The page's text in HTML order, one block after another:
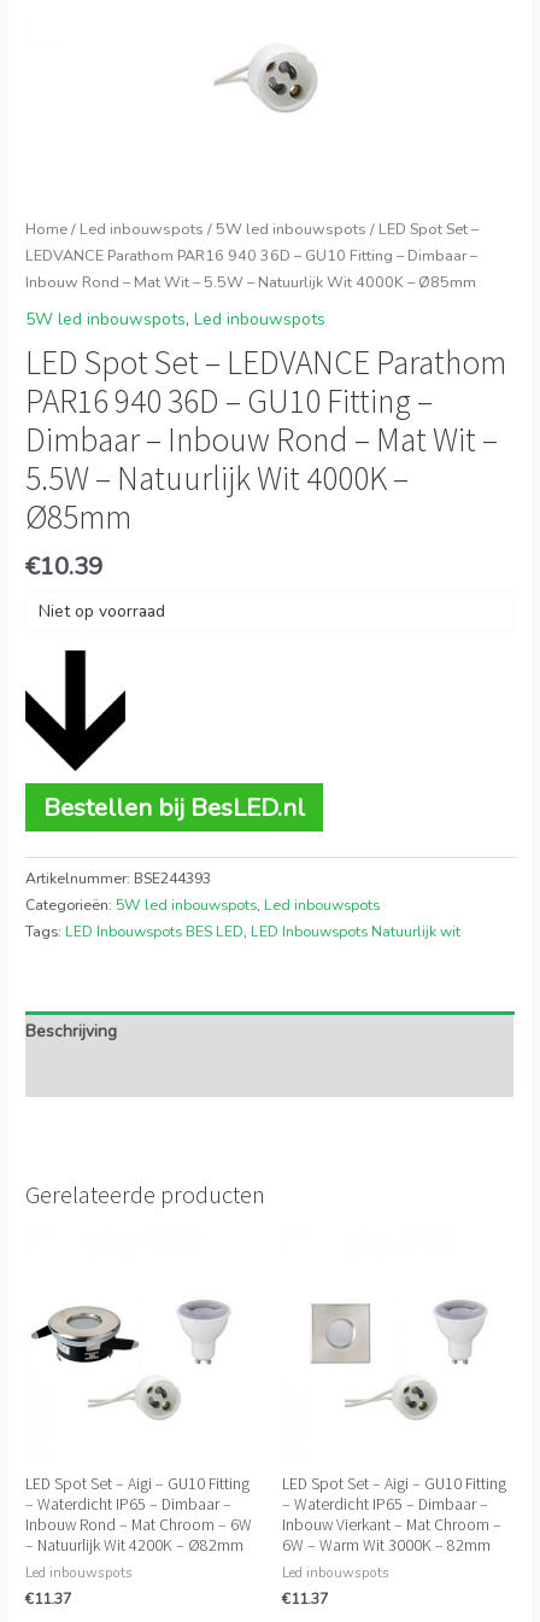
Home/ Led inbouwspots / 5W led inbouwspots / LED Spot Set –
LEDVANCE Parathom PAR16 940 36D – GU10 Fitting – Dimbaar –
Inbouw Rond – Mat Wit – 5.5W – Natuurlijk Wit 4000K – Ø85mm
5W led inbouwspots,Led inbouwspots
LED Spot Set – LEDVANCE Parathom
PAR16 940 36D – GU10 Fitting –
Dimbaar – Inbouw Rond – Mat Wit –
5.5W – Natuurlijk Wit 4000K –
Ø85mm
€10.39
Niet op voorraad
Bestellen bij BesLED.nl
Artikelnummer: BSE244393
Categorieën: 5W led inbouwspots, Led inbouwspots
Tags: LED Inbouwspots BES LED, LED Inbouwspots Natuurlijk wit
Beschrijving
Gerelateerde producten
LED Spot Set – Aigi – GU10 Fitting
– Waterdicht IP65 – Dimbaar –
Inbouw Rond – Mat Chroom – 6W
– Natuurlijk Wit 4200K – Ø82mm
Led inbouwspots
€11.37
LED Spot Set – Aigi – GU10 Fitting
– Waterdicht IP65 – Dimbaar –
Inbouw Vierkant – Mat Chroom –
6W – Warm Wit 3000K – 82mm
Led inbouwspots
€11.37